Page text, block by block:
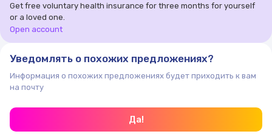
уголки незаменимы при выравнивании углов
изделия);
— Устройство навесных конструкций (например,
— Скрепление конструкций с большим весом
(вагонов поезда);
— Пищевая промышленность (уголки отличаются
— Декоративная отделка различных помещений.
Get free voluntary health insurance for three months for yourself
or a loved one.
Open account
Уведомлять о похожих предложениях?
Информация о похожих предложениях будет приходить к вам
на почту
Да!